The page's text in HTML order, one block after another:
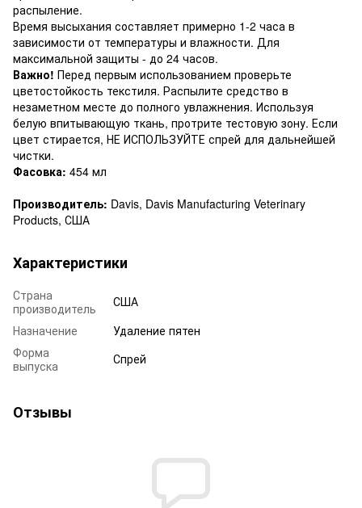
распыление.
Время высыхания составляет примерно 1-2 часа в
зависимости от температуры и влажности. Для
максимальной защиты - до 24 часов.
Важно! Перед первым использованием проверьте
цветостойкость текстиля. Распылите средство в
незаметном месте до полного увлажнения. Используя
белую впитывающую ткань, протрите тестовую зону. Если
цвет стирается, НЕ ИСПОЛЬЗУЙТЕ спрей для дальнейшей
чистки.
Фасовка: 454 мл
Производитель: Davis, Davis Manufacturing Veterinary
Products, США
Характеристики
Страна
производитель
США
Назначение
Удаление пятен
Форма
выпуска
Спрей
Отзывы